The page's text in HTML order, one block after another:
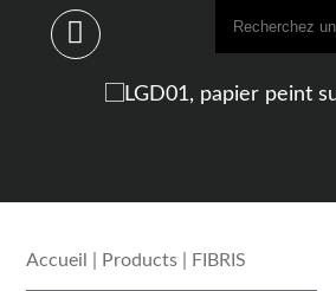
Accueil Products | FIBRIS